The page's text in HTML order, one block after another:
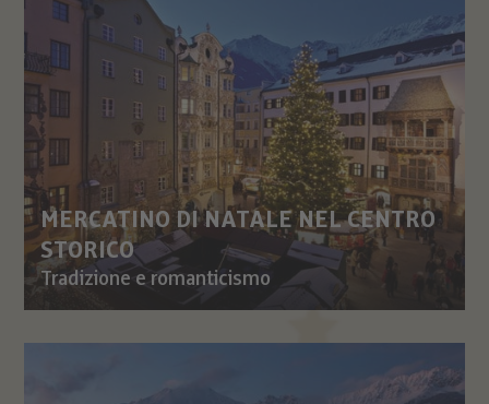
MERCATINO DI NATALE NEL CENTRO
STORICO
Tradizione e romanticismo